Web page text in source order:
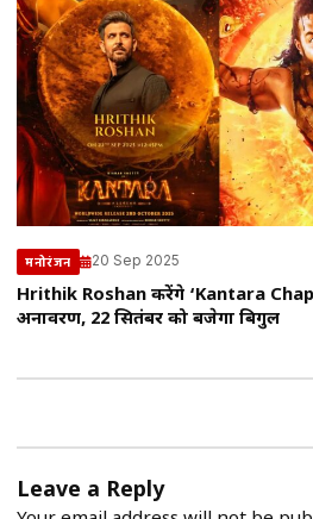
मनोरंजन 20 Sep 2025
Hrithik Roshan करेंगे ‘Kantara
अनावरण, 22 सितंबर को बजेगा बिगुल
Leave a Reply